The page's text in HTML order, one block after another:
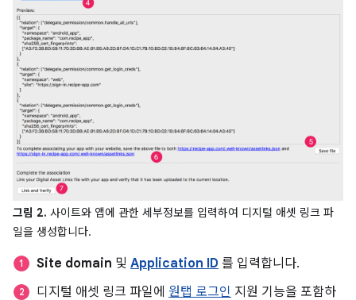
그림 2. 사이트와 앱에 관한 세부정보를 입력하여 디지털 애셋 링크 파
일을 생성합니다.
Site domain 및 Application ID 를 입력합니다.
디지털 애셋 링크 파일에 원탭 로그인 지원 기능을 포함하